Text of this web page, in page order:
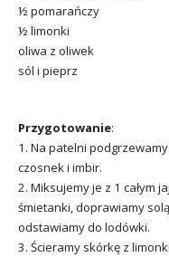
½ pomarańczy
½ limonki
oliwa z oliwek
sól i pieprz
Przygotowanie:
1. Na patelni
czosnek i imbir.
2. Miksujemy je z 1 całym
śmietanki, doprawiamy
odstawiamy do lodówki.
3. Ścieramy skórkę z